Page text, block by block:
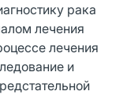
рака
лечения
лечения
и